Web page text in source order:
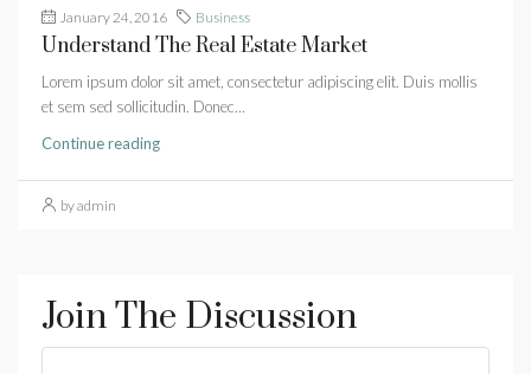
January 24, 2016 Business
Understand The Real Estate Market
Lorem ipsum dolor sit amet, consectetur adipiscing elit. Duis mollis
et sem sed sollicitudin. Donec...
Continue reading
by admin
Join The Discussion